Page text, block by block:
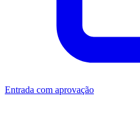
Entrada com aprovação